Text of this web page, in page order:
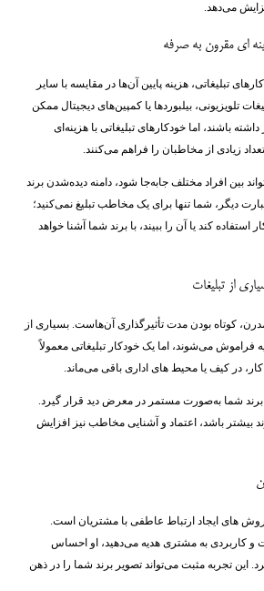
می‌دهد.
‌ای مقرون ‌به ‌صرفه
تبلیغاتی، هزینه پایین آن‌ها در مقایسه با سایر
تلویزیونی، بیلبوردها یا کمپین‌های دیجیتال ممکن
باشند، اما خودکارهای تبلیغاتی با هزینه‌ای
زیادی از مخاطبان را فراهم می‌کنند.
بین افراد مختلف جابه‌جا شود، دامنه دیده‌شدن برند
دیگر، شما تنها برای یک مخاطب تبلیغ نمی‌کنید؛
کند یا آن را ببیند، با برند شما آشنا خواهد
از تبلیغات
کوتاه بودن مدت تأثیرگذاری آن‌هاست. بسیاری از
فراموش می‌شوند، اما یک خودکار تبلیغاتی معمولاً
در کیف یا محیط ‌های اداری باقی می‌ماند.
شما به‌صورت مستمر در معرض دید قرار گیرد.
بیشتر باشد، اعتماد و آشنایی مخاطب نیز افزایش
روش ‌های ایجاد ارتباط عاطفی با مشتریان است.
و کاربردی به مشتری هدیه می‌دهید، او احساس
این تجربه مثبت می‌تواند تصویر برند شما را در ذهن